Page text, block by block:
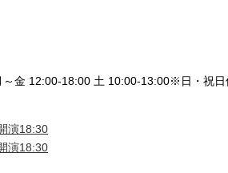
金 12:00-18:00 土 10:00-13:00※日・祝日
演18:30
演18:30